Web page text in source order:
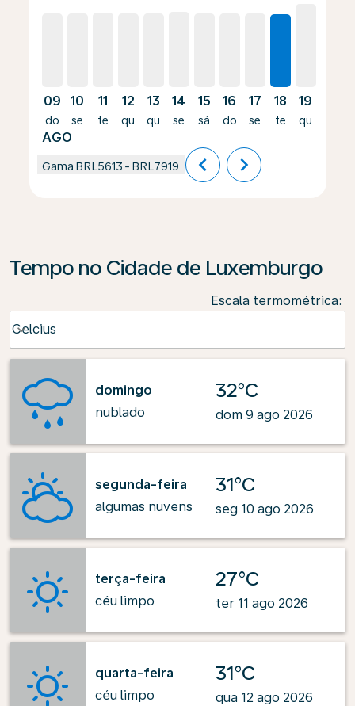
09
do
AGO
10
se
11
te
12
qu
13
qu
14
se
15
sá
16
do
17
se
18
te
19
qu
Gama BRL5613 - BRL7919 chevron_left chevron_right
Tempo no Cidade de Luxemburgo
Escala termométrica:
Celcius
keyboard_arrow_down
domingo
nublado
32°C
dom 9 ago 2026
segunda-feira
algumas nuvens
31°C
seg 10 ago 2026
terça-feira
céu limpo
27°C
ter 11 ago 2026
quarta-feira
céu limpo
31°C
qua 12 ago 2026